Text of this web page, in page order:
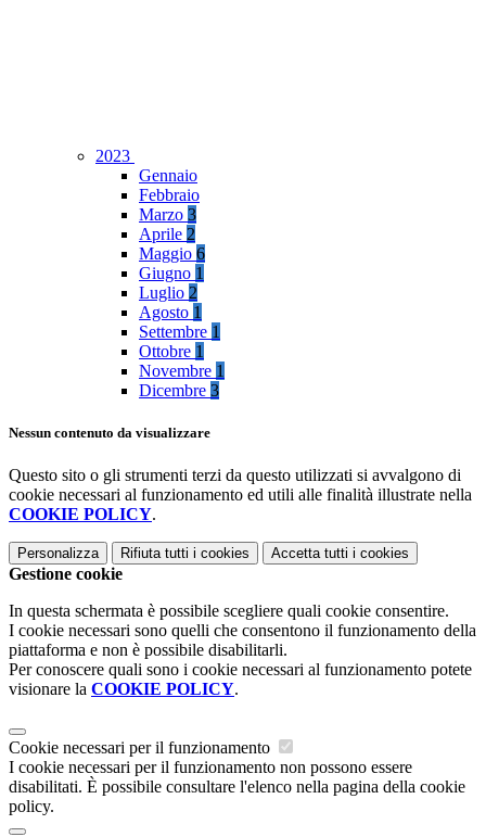
2023
Gennaio
Febbraio
Marzo 3
Aprile 2
Maggio 6
Giugno 1
Luglio 2
Agosto 1
Settembre 1
Ottobre 1
Novembre 1
Dicembre 3
Nessun contenuto da visualizzare
Questo sito o gli strumenti terzi da questo utilizzati si avvalgono di
cookie necessari al funzionamento ed utili alle finalità illustrate nella
COOKIE POLICY.
Personalizza Rifiuta tutti i cookies Accetta tutti i cookies
Gestione cookie
In questa schermata è possibile scegliere quali cookie consentire.
I cookie necessari sono quelli che consentono il funzionamento della
piattaforma e non è possibile disabilitarli.
Per conoscere quali sono i cookie necessari al funzionamento potete
visionare la COOKIE POLICY.
Cookie necessari per il funzionamento
I cookie necessari per il funzionamento non possono essere
disabilitati. È possibile consultare l'elenco nella pagina della cookie
policy.